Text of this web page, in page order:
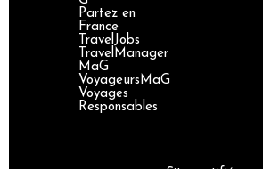
Partez en
France
TravelJobs
TravelManager
MaG
VoyageursMaG
Voyages
Responsables